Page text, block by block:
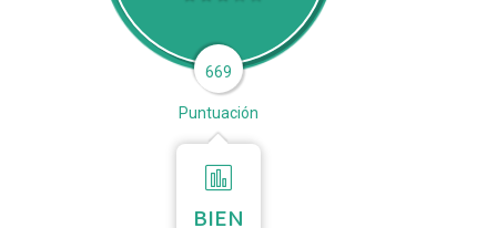
669
Puntuación
BIEN